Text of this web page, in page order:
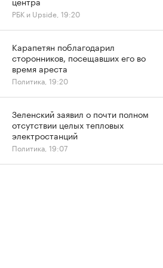
РБК и Upside, 19:20
Карапетян поблагодарил
сторонников, посещавших его во
время ареста
Политика, 19:20
Зеленский заявил о почти полном
отсутствии целых тепловых
электростанций
Политика, 19:07